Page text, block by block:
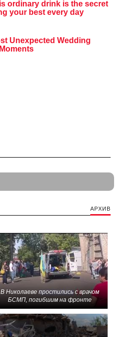
АРХИВ
В Николаеве простились с врачом
БСМП, погибшим на фронте